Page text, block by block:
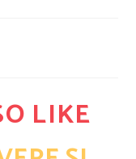
LIKE